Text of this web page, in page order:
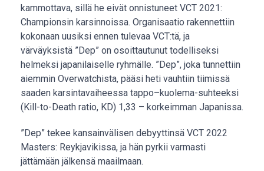
kammottava, sillä he eivät onnistuneet VCT 2021:
Championsin karsinnoissa. Organisaatio rakennettiin
kokonaan uusiksi ennen tulevaa VCT:tä, ja
värväyksistä ”Dep” on osoittautunut todelliseksi
helmeksi japanilaiselle ryhmälle. ”Dep”, joka tunnettiin
aiemmin Overwatchista, pääsi heti vauhtiin tiimissä
saaden karsintavaiheessa tappo–kuolema-suhteeksi
(Kill-to-Death ratio, KD) 1,33 – korkeimman Japanissa.
”Dep” tekee kansainvälisen debyyttinsä VCT 2022
Masters: Reykjavikissa, ja hän pyrkii varmasti
jättämään jälkensä maailmaan.